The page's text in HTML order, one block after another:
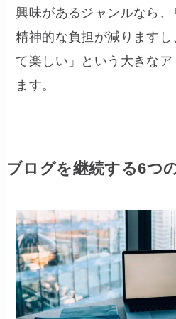
興味があるジャンルなら
精神的な負担が減ります
て楽しい」という大きなア
ます。
ブログを継続する6つ